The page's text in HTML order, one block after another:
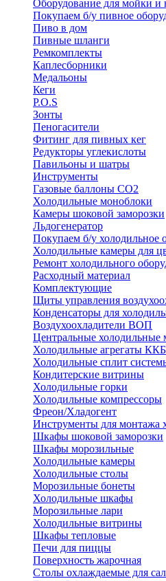
Оборудование для мойки и
Покупаем б/у пивное
Пиво в дом
Пивные шланги
Ремкомплекты
Каплесборники
Медальоны
Кеги
P.O.S
Зонты
Пеногасители
Фитинг для пивных кег
Редукторы углекислоты
Павильоны и шатры
Инструменты
Газовые баллоны CO2
Холодильные моноблоки
Камеры шоковой заморозки
Льдогенератор
Покупаем б/у холодильное
Холодильные камеры для
Ремонт холодильного
Расходный материал
Комплектующие
Щиты управления
Конденсаторы для
Воздухоохладители ВОП
Центральные
Холодильные агрегаты ККБ
Холодильные cплит
Кондитерские витрины
Холодильные горки
Холодильные компрессоры
Фреон/Хладогент
Инструменты для монтажа
Шкафы шоковой заморозки
Шкафы морозильные
Холодильные камеры
Холодильные столы
Морозильные бонеты
Холодильные шкафы
Морозильные лари
Холодильные витрины
Шкафы тепловые
Печи для пиццы
Поверхность жарочная
Столы охлаждаемые для